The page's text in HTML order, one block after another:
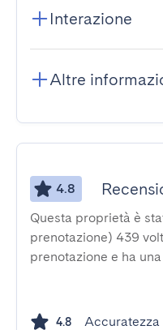
Interazione
Altre
4.8
Questa proprietà è
prenotazione) 439
prenotazione e ha
4.8 Accuratezza